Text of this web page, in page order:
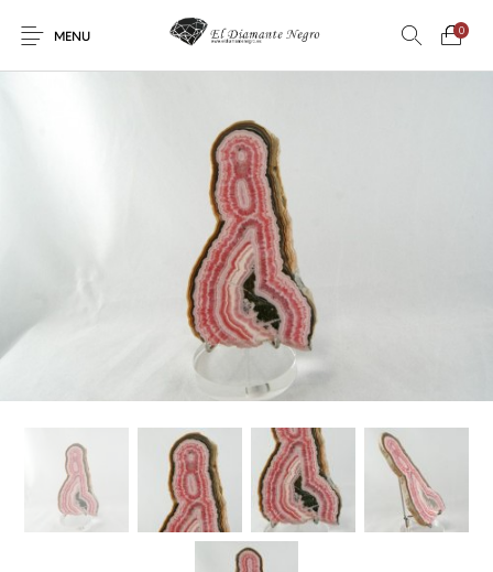
MENU
0
En oferta ! DECORACIÓN
FÓSILES JOYAS
CONSUMO